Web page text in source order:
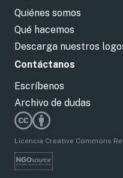
Quiénes somos
Qué hacemos
Descarga nuestros
Contáctanos
Escríbenos
Archivo de dudas
Licencia Creative Commons